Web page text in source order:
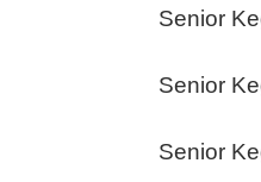
Senior
Senior
Senior